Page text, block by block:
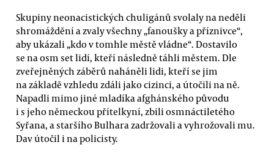
Skupiny neonacistických chuligánů svolaly na neděli
shromáždění a zvaly všechny „fanoušky a příznivce“,
aby ukázali „kdo v tomhle městě vládne“. Dostavilo
se na osm set lidí, kteří následně táhli městem. Dle
zveřejněných záběrů naháněli lidi, kteří se jim
na základě vzhledu zdáli jako cizinci, a útočili na ně.
Napadli mimo jiné mladíka afghánského původu
i s jeho německou přítelkyní, zbili osmnáctiletého
Syřana, a staršího Bulhara zadržovali a vyhrožovali mu.
Dav útočil i na policisty.